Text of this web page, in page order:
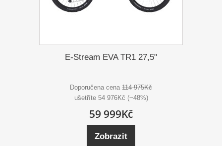
E-Stream EVA TR1 27,5"
Doporučena cena 114 975Kč
ušetříte 54 976Kč (~48%)
59 999Kč
Zobrazit